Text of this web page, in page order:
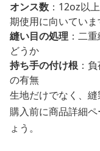
オンス数 ：12oz以
期使用に向いていま
縫い目の処理 ：二
どうか
持ち手の付け根 ：
の有無
生地だけでなく、縫
購入前に商品詳細
ょう。